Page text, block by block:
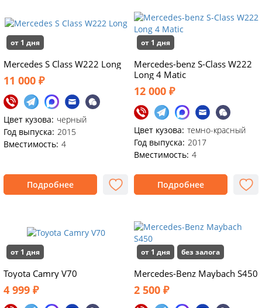
от 1 дня
Mercedes S Class W222 Long
11 000 ₽
Цвет кузова: черный
Год выпуска: 2015
Вместимость: 4
Подробнее
от 1 дня
Mercedes-benz S-Class W222
Long 4 Matic
12 000 ₽
Цвет кузова: темно-красный
Год выпуска: 2017
Вместимость: 4
Подробнее
от 1 дня
Toyota Camry V70
4 999 ₽
от 1 дня без залога
Mercedes-Benz Maybach S450
2 500 ₽